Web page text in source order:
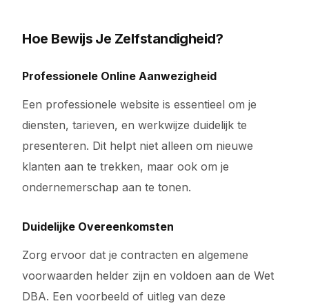
Hoe Bewijs Je Zelfstandigheid?
Professionele Online Aanwezigheid
Een professionele website is essentieel om je
diensten, tarieven, en werkwijze duidelijk te
presenteren. Dit helpt niet alleen om nieuwe
klanten aan te trekken, maar ook om je
ondernemerschap aan te tonen.
Duidelijke Overeenkomsten
Zorg ervoor dat je contracten en algemene
voorwaarden helder zijn en voldoen aan de Wet
DBA. Een voorbeeld of uitleg van deze